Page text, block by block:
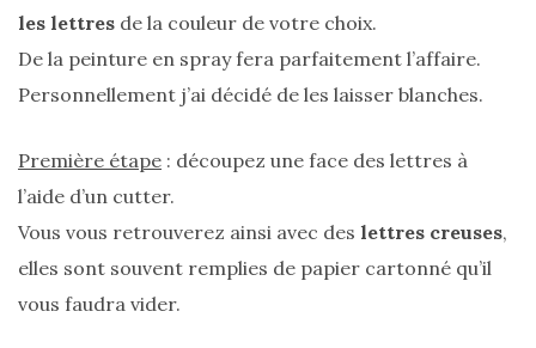
sacs
les lettres de la couleur de votre choix.
De la peinture en spray fera parfaitement l’affaire.
Personnellement j’ai décidé de les laisser blanches.
Première étape : découpez une face des lettres à
l’aide d’un cutter.
Vous vous retrouverez ainsi avec des lettres creuses,
elles sont souvent remplies de papier cartonné qu’il
vous faudra vider.